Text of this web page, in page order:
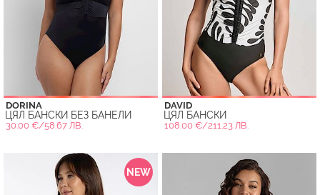
DORINA
ЦЯЛ БАНСКИ БЕЗ БАНЕЛИ
30.00 €/58.67 ЛВ.
DAVID
ЦЯЛ БАНСКИ
108.00 €/211.23 ЛВ.
NEW